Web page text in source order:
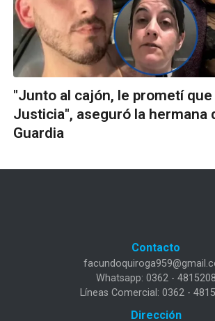
"Junto al cajón, le prometí
Justicia", aseguró la hermana
Guardia
Contacto
Whatsapp: 0362 - 4815208
Líneas Comercial: 0362 -
Dirección